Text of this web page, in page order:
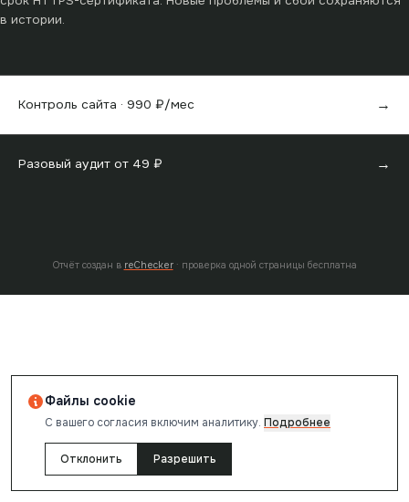
в истории.
Контроль сайта · 990 ₽/мес →
Разовый аудит от 49 ₽ →
Отчёт создан в reChecker· проверка одной страницы бесплатна
Файлы cookie
С вашего согласия включим аналитику. Подробнее
Отклонить Разрешить